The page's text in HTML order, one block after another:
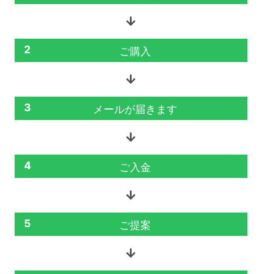
2 ご購入
3 メールが届きます
4 ご入金
5 ご提案